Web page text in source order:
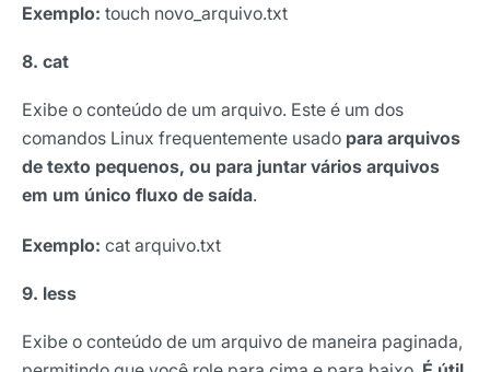
Exemplo: touch novo_arquivo.txt
8. cat
Exibe o conteúdo de um arquivo. Este é um dos
comandos Linux frequentemente usado para arquivos
de texto pequenos, ou para juntar vários arquivos
em um único fluxo de saída.
Exemplo: cat arquivo.txt
9. less
Exibe o conteúdo de um arquivo de maneira paginada,